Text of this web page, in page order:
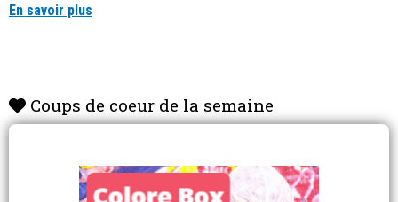
En savoir plus
Coups de coeur de la semaine